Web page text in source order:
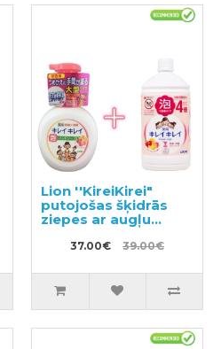
Lion ''KireiKirei"
putojošas šķidrās
ziepes ar augļu
aromātu 500ml +
pildviela 800ml
37.00€ 39.00€